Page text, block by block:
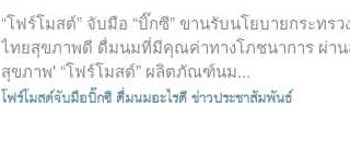
“โฟร์โมสต์” จับมือ “บิ๊กซี” ขานรับนโยบายกระท
ไทยสุขภาพดี ดื่มนมที่มีคุณค่าทางโภชนาการ ผ่า
สุขภาพ' “โฟร์โมสต์” ผลิตภัณฑ์นม...
โฟร์โมสต์จับมือบิ๊กซี ดื่มนมอะไรดีข่าวประชาสัมพันธ์